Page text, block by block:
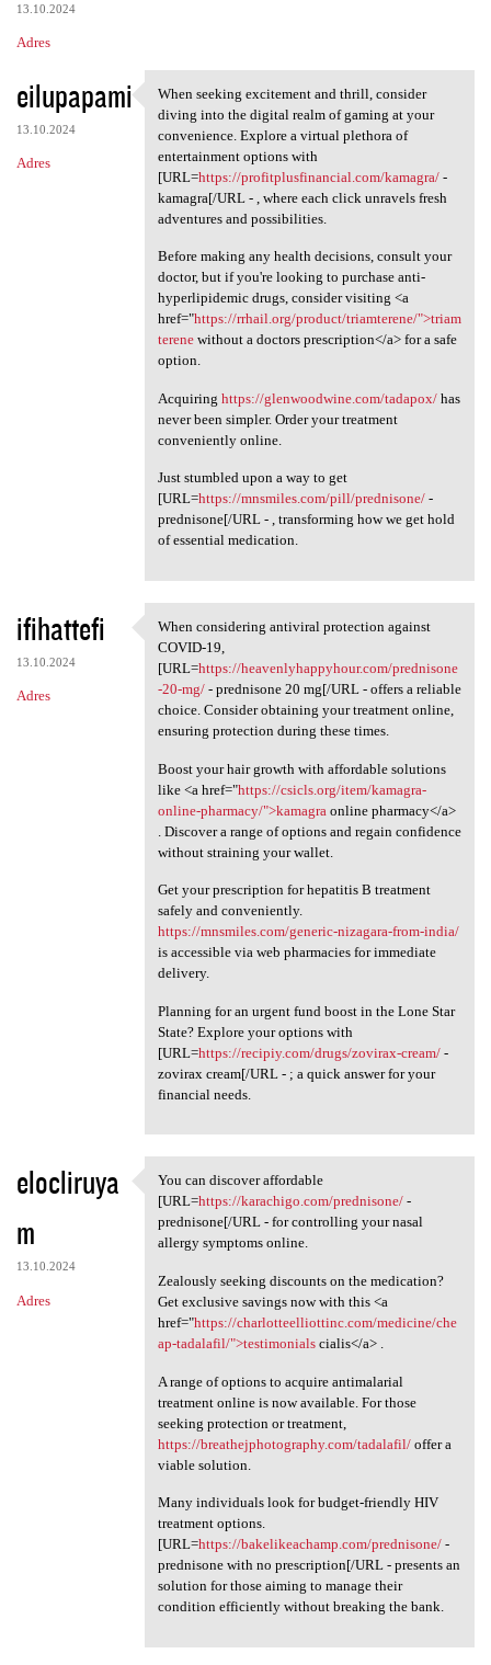
13.10.2024
Adres
eilupapami
13.10.2024
Adres
When seeking excitement and
When seeking excitement and thrill, consider
diving into the digital realm of gaming at your
convenience. Explore a virtual plethora of
entertainment options with
[URL=https://profitplusfinancial.com/kamagra/-
kamagra[/URL - , where each click unravels fresh
adventures and possibilities.
Before making any health decisions, consult your
doctor, but if you're looking to purchase anti-
hyperlipidemic drugs, consider visiting <a
href="https://rrhail.org/product/triamterene/">triam
terenewithout a doctors prescription</a> for a safe
option.
Acquiring https://glenwoodwine.com/tadapox/has
never been simpler. Order your treatment
conveniently online.
Just stumbled upon a way to get
[URL=https://mnsmiles.com/pill/prednisone/-
prednisone[/URL - , transforming how we get hold
of essential medication.
ifihattefi
13.10.2024
Adres
When considering antiviral
When considering antiviral protection against
COVID-19,
[URL=https://heavenlyhappyhour.com/prednisone
-20-mg/- prednisone 20 mg[/URL - offers a reliable
choice. Consider obtaining your treatment online,
ensuring protection during these times.
Boost your hair growth with affordable solutions
like <a href="https://csicls.org/item/kamagra-
online-pharmacy/">kamagra online pharmacy</a>
. Discover a range of options and regain confidence
without straining your wallet.
Get your prescription for hepatitis B treatment
safely and conveniently.
https://mnsmiles.com/generic-nizagara-from-india/
is accessible via web pharmacies for immediate
delivery.
Planning for an urgent fund boost in the Lone Star
State? Explore your options with
[URL=https://recipiy.com/drugs/zovirax-cream/-
zovirax cream[/URL - ; a quick answer for your
financial needs.
elocliruya
m
13.10.2024
Adres
You can discover affordable
You can discover affordable
[URL=https://karachigo.com/prednisone/-
prednisone[/URL - for controlling your nasal
allergy symptoms online.
Zealously seeking discounts on the medication?
Get exclusive savings now with this <a
href="https://charlotteelliottinc.com/medicine/che
ap-tadalafil/">testimonialscialis</a> .
A range of options to acquire antimalarial
treatment online is now available. For those
seeking protection or treatment,
https://breathejphotography.com/tadalafil/offer a
viable solution.
Many individuals look for budget-friendly HIV
treatment options.
[URL=https://bakelikeachamp.com/prednisone/-
prednisone with no prescription[/URL - presents an
solution for those aiming to manage their
condition efficiently without breaking the bank.